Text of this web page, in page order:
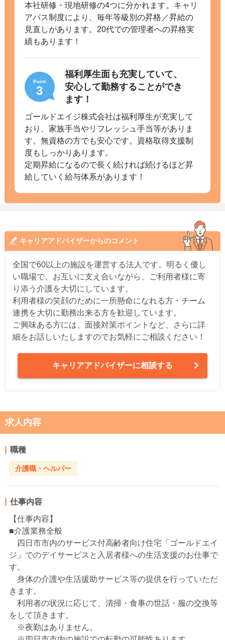
本社研修・現地研修の4つに分かれます。キャリ
アパス制度により、毎年等級別の昇格／昇給の
見直しがあります。20代での管理者への昇格実
績もあります！
Point
3
福利厚生面も充実していて、
安心して勤務することができ
ます！
ゴールドエイジ株式会社は福利厚生が充実して
おり、家族手当やリフレッシュ手当等がありま
す。無資格の方でも安心です。資格取得支援制
度もしっかりあります。
定期昇給になるので長く続ければ続けるほど昇
給していく給与体系があります！
キャリアアドバイザーからのコメント
全国で60以上の施設を運営する法人です。明るく優し
い職場で、お互いに支え合いながら、ご利用者様に寄
り添う介護を大切にしています。
利用者様の笑顔のために一所懸命になれる方・チーム
連携を大切に勤務出来る方を歓迎しています。
ご興味ある方には、面接対策ポイントなど、さらに詳
細をお話しいたしますのでお気軽にご相談ください！
キャリアアドバイザーに相談する
求人内容
職種
介護職・ヘルパー
仕事内容
【仕事内容】
■介護業務全般
四日市市内のサービス付高齢者向け住宅「ゴールドエイ
ジ」でのデイサービスと入居者様への生活支援のお仕事で
す。
身体の介護や生活援助サービス等の提供を行っていただ
きます。
利用者の状況に応じて、清掃・食事の世話・服の交換等
をして頂きます。
※夜勤はありません。